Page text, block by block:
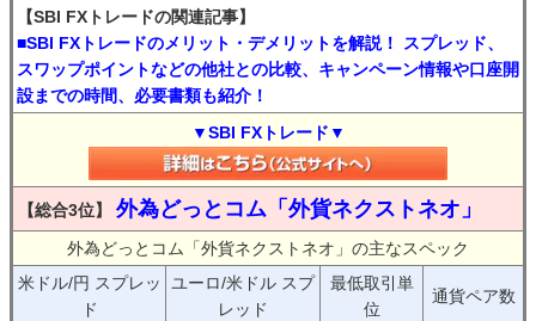
【SBI FXトレードの関連記事】
■SBI FXトレードのメリット・デメリットを解説！ スプレッド、
スワップポイントなどの他社との比較、キャンペーン情報や口座開
設までの時間、必要書類も紹介！
▼SBI FXトレード▼
【総合3位】 外為どっとコム「外貨ネクストネオ」
外為どっとコム「外貨ネクストネオ」の主なスペック
米ドル/円 スプレッ
ド
ユーロ/米ドル スプ
レッド
最低取引単
位
通貨ペア数